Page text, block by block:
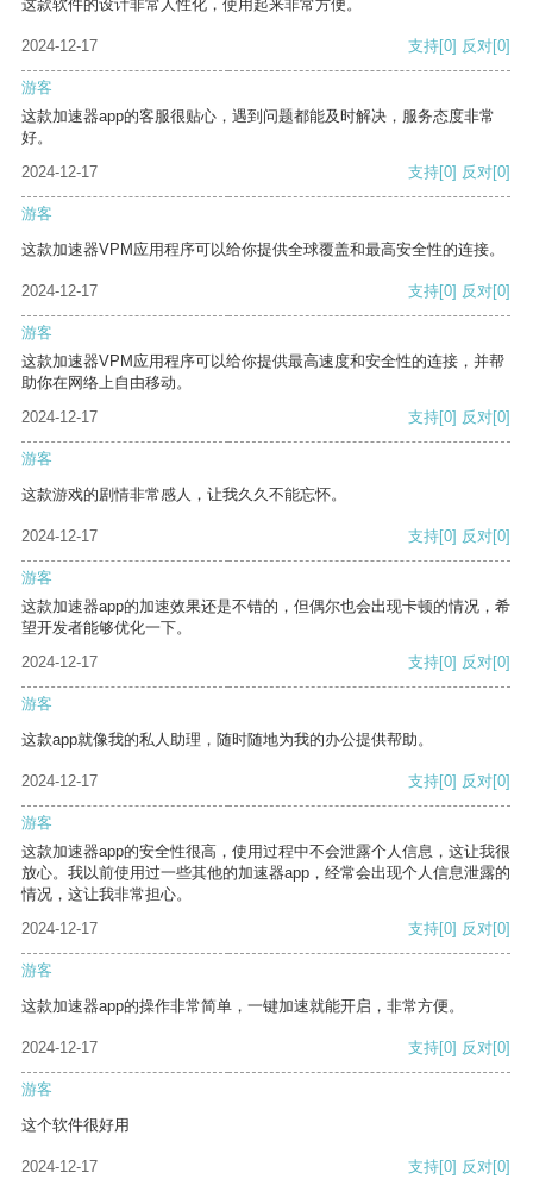
这款软件的设计非常人性化，使用起来非常方便。
2024-12-17 支持[0] 反对[0]
游客
这款加速器app的客服很贴心，遇到问题都能及时解决，服务态度非常
好。
2024-12-17
支持[0] 反对[0]
游客
这款加速器VPM应用程序可以给你提供全球覆盖和最高安全性的连接。
2024-12-17 支持[0] 反对[0]
游客
这款加速器VPM应用程序可以给你提供最高速度和安全性的连接，并帮
助你在网络上自由移动。
2024-12-17
支持[0] 反对[0]
游客
这款游戏的剧情非常感人，让我久久不能忘怀。
2024-12-17 支持[0] 反对[0]
游客
这款加速器app的加速效果还是不错的，但偶尔也会出现卡顿的情况，希
望开发者能够优化一下。
2024-12-17
支持[0] 反对[0]
游客
这款app就像我的私人助理，随时随地为我的办公提供帮助。
2024-12-17 支持[0] 反对[0]
游客
这款加速器app的安全性很高，使用过程中不会泄露个人信息，这让我很
放心。我以前使用过一些其他的加速器app，经常会出现个人信息泄露的
情况，这让我非常担心。
2024-12-17
支持[0] 反对[0]
游客
这款加速器app的操作非常简单，一键加速就能开启，非常方便。
2024-12-17 支持[0] 反对[0]
游客
这个软件很好用
2024-12-17 支持[0] 反对[0]